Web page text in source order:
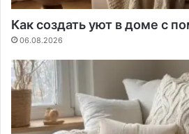
Как создать уют в доме с
06.08.2026